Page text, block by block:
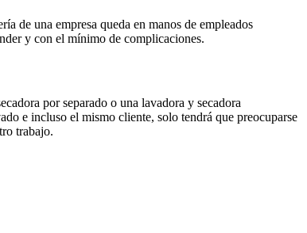
de una empresa queda en manos de empleados
y con el mínimo de complicaciones.
por separado o una lavadora y secadora
e incluso el mismo cliente, solo tendrá que preocuparse
trabajo.